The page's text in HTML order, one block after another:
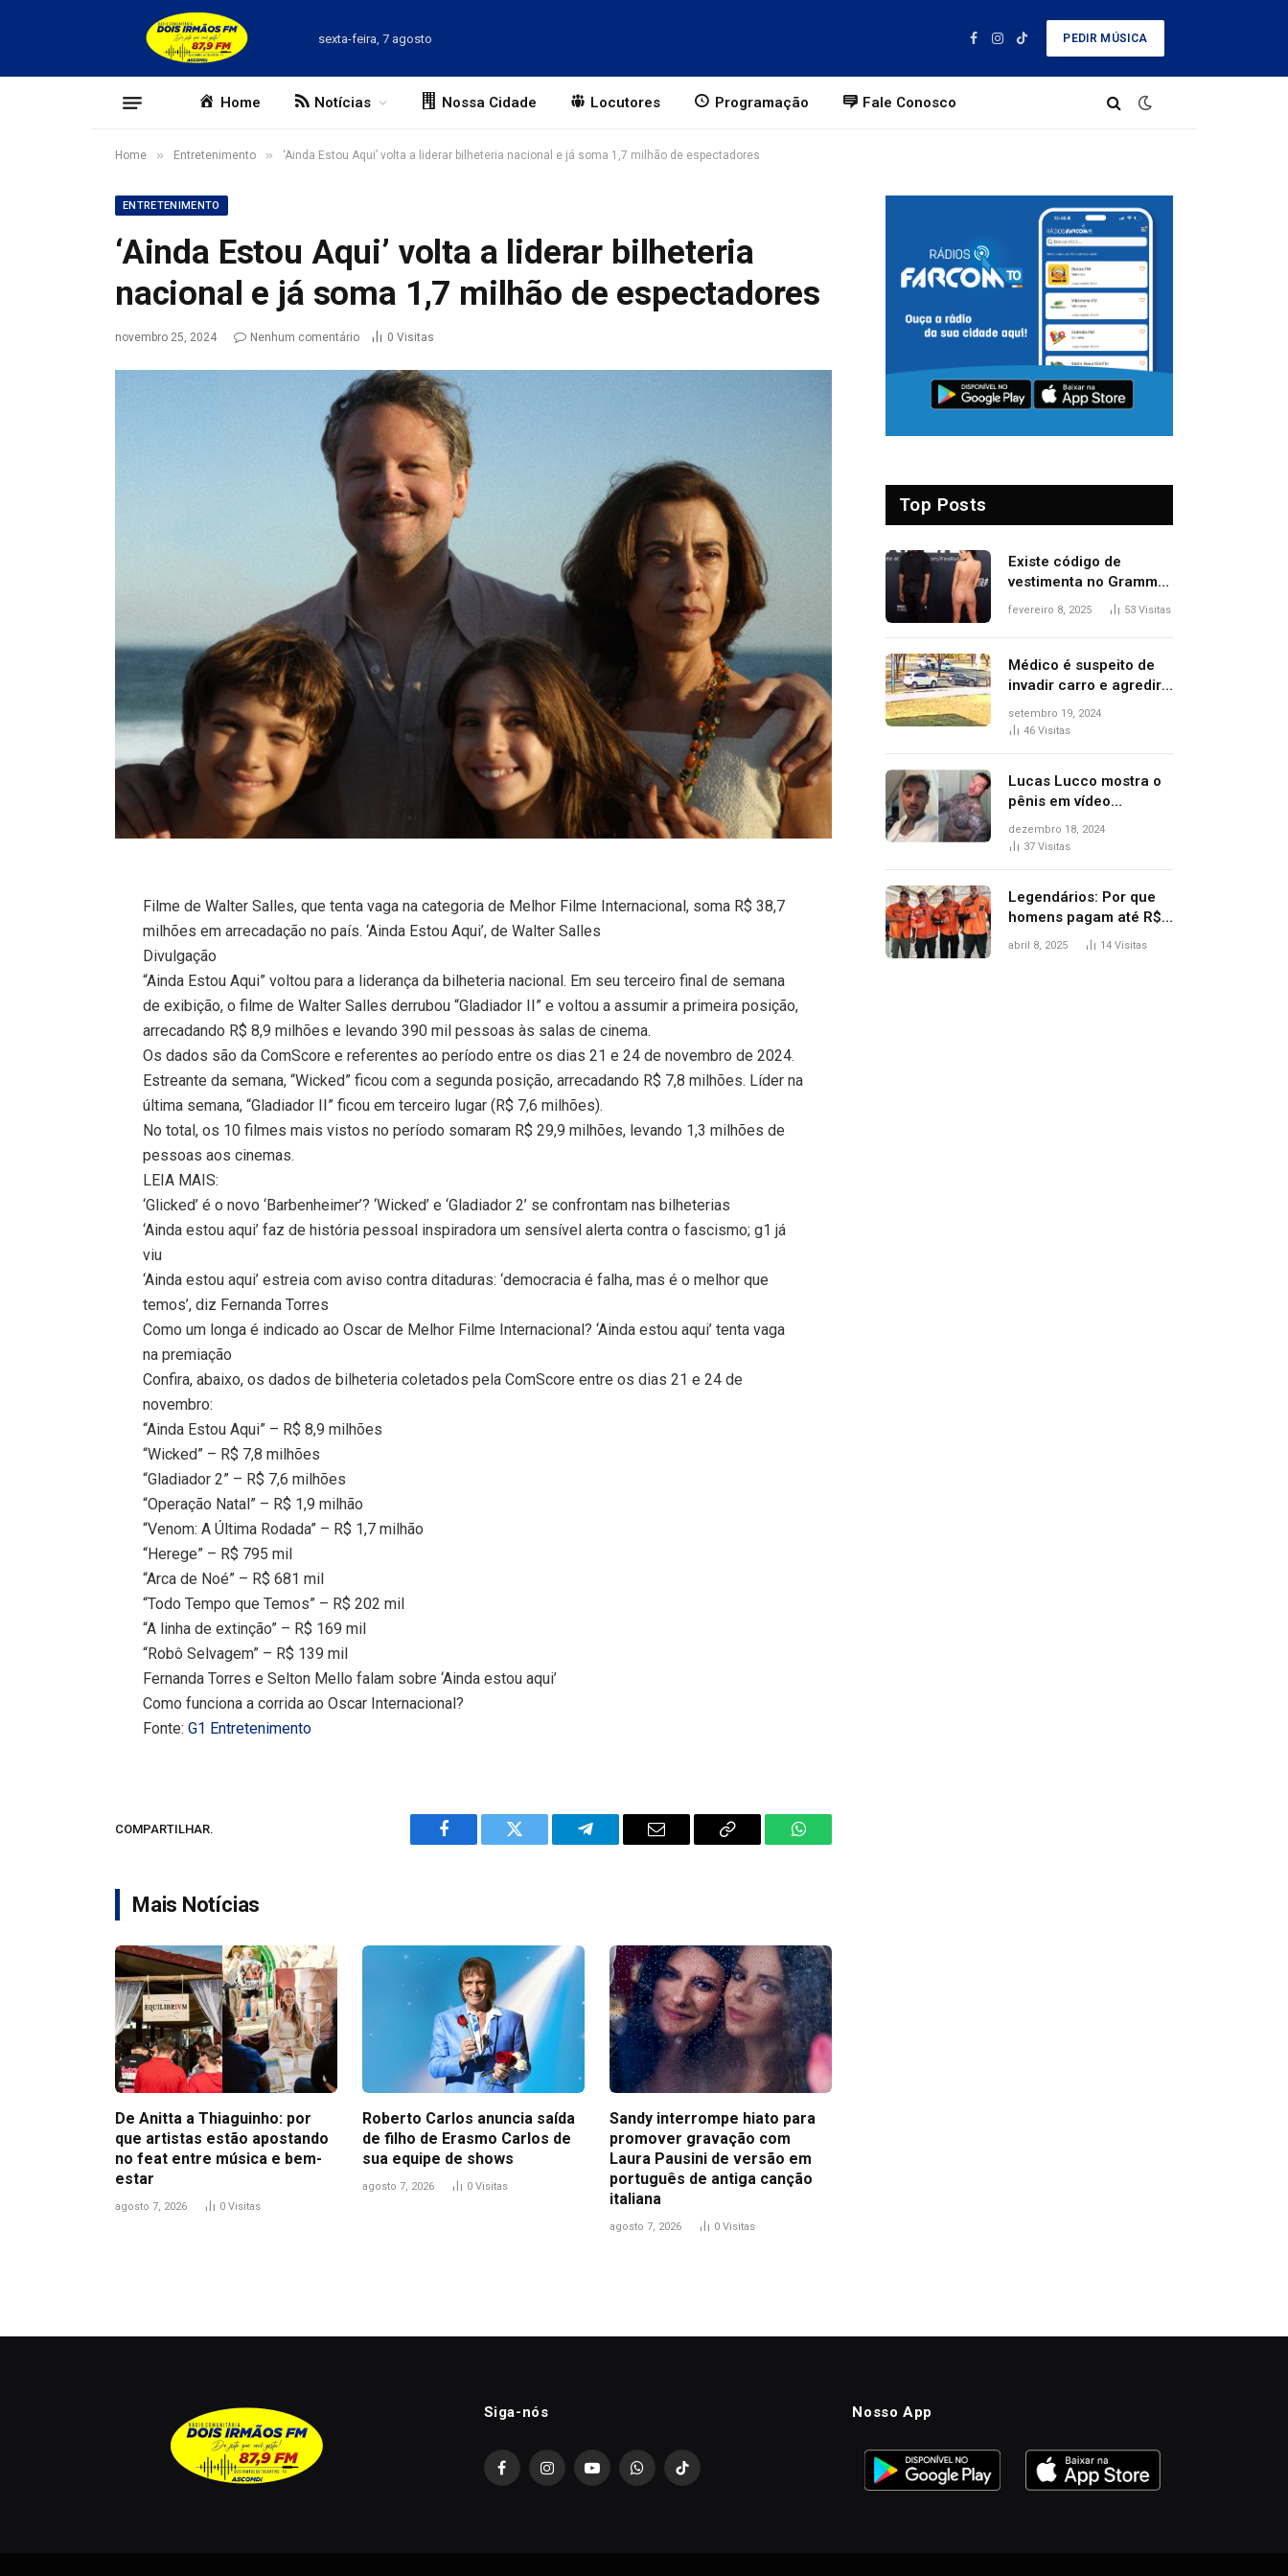
sexta-feira, 7 agosto
Facebook
Instagram
TikTok
PEDIR MÚSICA
Home Notícias Nossa Cidade Locutores Programação Fale Conosco
Home » Entretenimento » ‘Ainda Estou Aqui’ volta a liderar bilheteria nacional e já soma 1,7 milhão de espectadores
ENTRETENIMENTO
‘Ainda Estou Aqui’ volta a liderar bilheteria
nacional e já soma 1,7 milhão de espectadores
novembro 25, 2024 Nenhum comentário 0 Visitas
Filme de Walter Salles, que tenta vaga na categoria de Melhor Filme Internacional, soma R$ 38,7
milhões em arrecadação no país. ‘Ainda Estou Aqui’, de Walter Salles
Divulgação
“Ainda Estou Aqui” voltou para a liderança da bilheteria nacional. Em seu terceiro final de semana
de exibição, o filme de Walter Salles derrubou “Gladiador II” e voltou a assumir a primeira posição,
arrecadando R$ 8,9 milhões e levando 390 mil pessoas às salas de cinema.
Os dados são da ComScore e referentes ao período entre os dias 21 e 24 de novembro de 2024.
Estreante da semana, “Wicked” ficou com a segunda posição, arrecadando R$ 7,8 milhões. Líder na
última semana, “Gladiador II” ficou em terceiro lugar (R$ 7,6 milhões).
No total, os 10 filmes mais vistos no período somaram R$ 29,9 milhões, levando 1,3 milhões de
pessoas aos cinemas.
LEIA MAIS:
‘Glicked’ é o novo ‘Barbenheimer’? ‘Wicked’ e ‘Gladiador 2’ se confrontam nas bilheterias
‘Ainda estou aqui’ faz de história pessoal inspiradora um sensível alerta contra o fascismo; g1 já
viu
‘Ainda estou aqui’ estreia com aviso contra ditaduras: ‘democracia é falha, mas é o melhor que
temos’, diz Fernanda Torres
Como um longa é indicado ao Oscar de Melhor Filme Internacional? ‘Ainda estou aqui’ tenta vaga
na premiação
Confira, abaixo, os dados de bilheteria coletados pela ComScore entre os dias 21 e 24 de
novembro:
“Ainda Estou Aqui” – R$ 8,9 milhões
“Wicked” – R$ 7,8 milhões
“Gladiador 2” – R$ 7,6 milhões
“Operação Natal” – R$ 1,9 milhão
“Venom: A Última Rodada” – R$ 1,7 milhão
“Herege” – R$ 795 mil
“Arca de Noé” – R$ 681 mil
“Todo Tempo que Temos” – R$ 202 mil
“A linha de extinção” – R$ 169 mil
“Robô Selvagem” – R$ 139 mil
Fernanda Torres e Selton Mello falam sobre ‘Ainda estou aqui’
Como funciona a corrida ao Oscar Internacional?
Fonte:G1 Entretenimento
COMPARTILHAR.
Facebook Twitter Telegram Email
Copy
WhatsApp
Mais Notícias
De Anitta a Thiaguinho: por
que artistas estão apostando
no feat entre música e bem-
estar
agosto 7, 2026 0 Visitas
Roberto Carlos anuncia saída
de filho de Erasmo Carlos de
sua equipe de shows
agosto 7, 2026 0 Visitas
Sandy interrompe hiato para
promover gravação com
Laura Pausini de versão em
português de antiga canção
italiana
agosto 7, 2026 0 Visitas
Top Posts
Existe código de
vestimenta no Grammy?
Questionamento surgiu
aparecer nua na
premiação
fevereiro 8, 2025 53 Visitas
Médico é suspeito de
invadir carro e agredir
delegado aposentado
durante confusão no
setembro 19, 2024
46 Visitas
Lucas Lucco mostra o
pênis em vídeo
tomando banho, apaga
post e diz ‘foi mal’
dezembro 18, 2024
37 Visitas
Legendários: Por que
homens pagam até R$
81 mil para subir
abril 8, 2025 14 Visitas
Siga-nós
FacebookInstagramYouTubeWhatsAppTikTok
Nosso App